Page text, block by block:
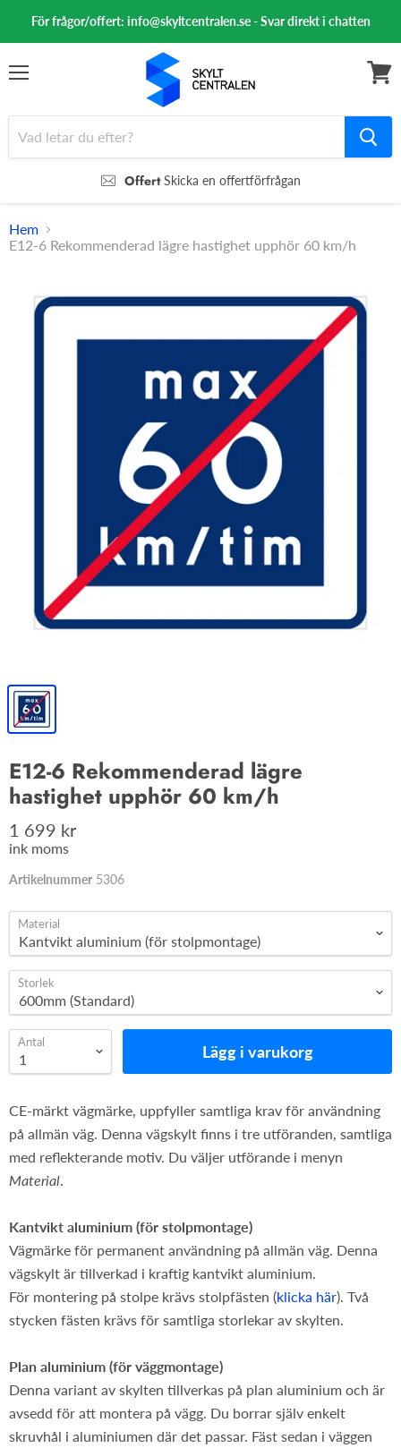
För frågor/offert: info@skyltcentralen.se - Svar direkt i chatten
OffertSkicka en offertförfrågan
Hem
E12-6 Rekommenderad lägre hastighet upphör 60 km/h
E12-6 Rekommenderad lägre
hastighet upphör 60 km/h
1 699 kr
ink moms
Artikelnummer 5306
Material
Storlek
Antal Lägg i varukorg
CE-märkt vägmärke, uppfyller samtliga krav för användning
på allmän väg. Denna vägskylt finns i tre utföranden, samtliga
med reflekterande motiv. Du väljer utförande i menyn
Material.
Kantvikt aluminium (för stolpmontage)
Vägmärke för permanent användning på allmän väg. Denna
vägskylt är tillverkad i kraftig kantvikt aluminium.
För montering på stolpe krävs stolpfästen (klicka här). Två
stycken fästen krävs för samtliga storlekar av skylten.
Plan aluminium (för väggmontage)
Denna variant av skylten tillverkas på plan aluminium och är
avsedd för att montera på vägg. Du borrar själv enkelt
skruvhål i aluminiumen där det passar. Fäst sedan i väggen